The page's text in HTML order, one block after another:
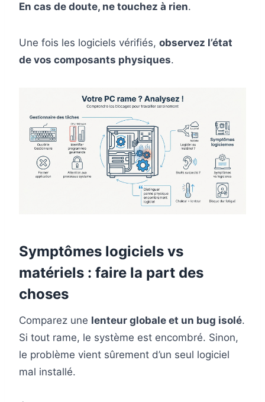
En cas de doute, ne touchez à rien.
Une fois les logiciels vérifiés, observez l’état
de vos composants physiques.
Symptômes logiciels vs
matériels : faire la part des
choses
Comparez une lenteur globale et un bug isolé.
Si tout rame, le système est encombré. Sinon,
le problème vient sûrement d’un seul logiciel
mal installé.